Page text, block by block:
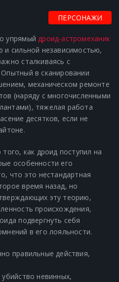
ПЕРСОНАЖИ
упрямыйдроид-астромеханик
и сильной независимостью,
сталкиваясь с
в сканировании
механическом ремонте
(наряду с многочисленными
тяжелая работа
десятков, если не
как дроид поступил на
особенности его
что это нестандартная
время назад, но
эту теорию,
происхождения,
подвергнуть себя
в его лояльности.
правильные действия,
невинных,